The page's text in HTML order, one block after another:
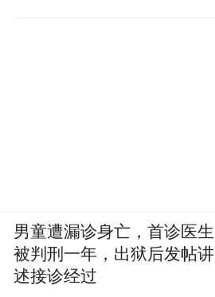
男童遭漏诊身亡，首诊医生
被判刑一年，出狱后发帖讲
述接诊经过